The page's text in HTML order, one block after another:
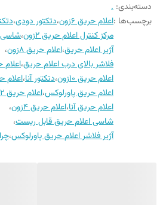
دسته‌بندی:
.
برچسب‌ها :اعلام حریق 6زون ،دتکتور دودی،
مرکز کنترل اعلام حریق 2زون
،شاسی
آژیر اعلام حریق،اعلام حریق 8زون
،
فلاشر بالای درب اعلام حریق،اعلام
اعلام حریق 10زون
،دتکتور آنا،اعلام
اعلام حریق پاورلوکس،اعلام حریق 12زون
اعلام حریق آنا،اعلام حریق 4زون
،
شاسی اعلام حریق قابل ریست،
آژیر فلاشر اعلام حریق پاورلوکس،